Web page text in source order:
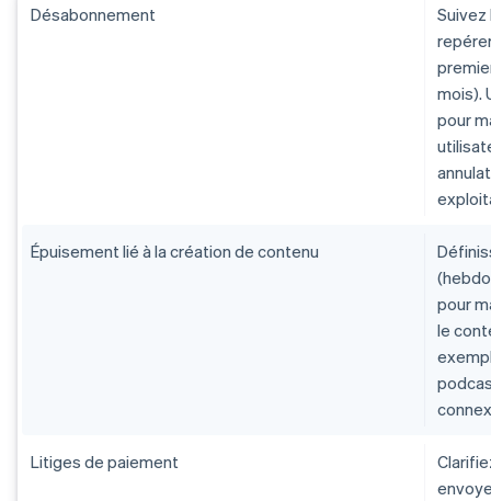
Désabonnement
mois).
pour
Épuisement lié à la création de contenu
pour
le
Litiges de paiement